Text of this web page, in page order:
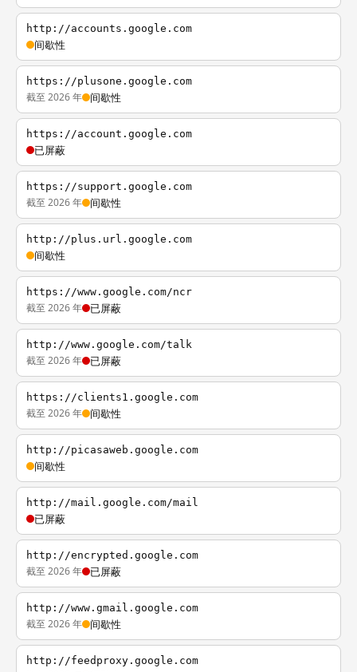
http://accounts.google.com
间歇性
https://plusone.google.com
截至 2026 年 间歇性
https://account.google.com
已屏蔽
https://support.google.com
截至 2026 年 间歇性
http://plus.url.google.com
间歇性
https://www.google.com/ncr
截至 2026 年 已屏蔽
http://www.google.com/talk
截至 2026 年 已屏蔽
https://clients1.google.com
截至 2026 年 间歇性
http://picasaweb.google.com
间歇性
http://mail.google.com/mail
已屏蔽
http://encrypted.google.com
截至 2026 年 已屏蔽
http://www.gmail.google.com
截至 2026 年 间歇性
http://feedproxy.google.com